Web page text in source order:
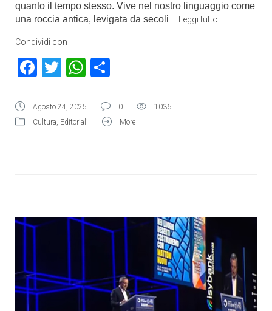
quanto il tempo stesso. Vive nel nostro linguaggio come
una roccia antica, levigata da secoli
Leggi tutto
Condividi con
Facebook
TwitterWhatsApp
Agosto 24, 2025 0
1036
Cultura, Editoriali More